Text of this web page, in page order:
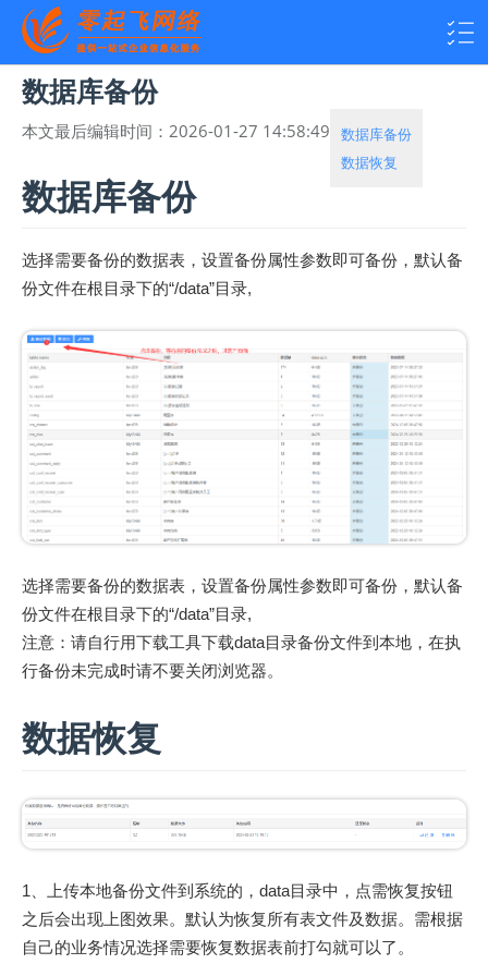
数据库备份
本文最后编辑时间： 2026-01-27 14:58:49 热度：4299
数据库备份
选择需要备份的数据表，设置备份属性参数即可备份，默认备
份文件在根目录下的“/data”目录,
选择需要备份的数据表，设置备份属性参数即可备份，默认备
份文件在根目录下的“/data”目录,
注意：请自行用下载工具下载data目录备份文件到本地，在执
行备份未完成时请不要关闭浏览器。
数据恢复
1、上传本地备份文件到系统的，data目录中，点需恢复按钮
之后会出现上图效果。默认为恢复所有表文件及数据。需根据
自己的业务情况选择需要恢复数据表前打勾就可以了。
数据库备份
数据恢复